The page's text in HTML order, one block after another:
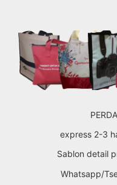
content
express 2-3
Sablon detail
Whatsapp/